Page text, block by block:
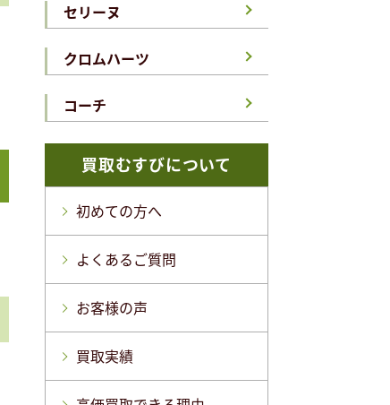
セリーヌ
クロムハーツ
コーチ
買取むすびについて
初めての方へ
よくあるご質問
お客様の声
買取実績